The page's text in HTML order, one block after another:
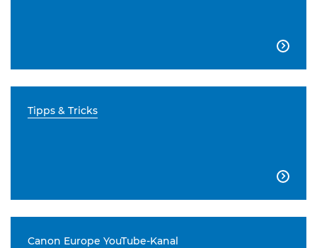

Tipps & Tricks

Canon Europe YouTube-Kanal